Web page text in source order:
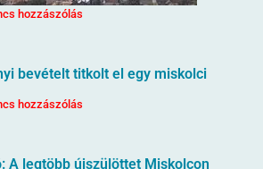
hozzászólás
bevételt titkolt el egy miskolci
hozzászólás
A legtöbb újszülöttet Miskolcon